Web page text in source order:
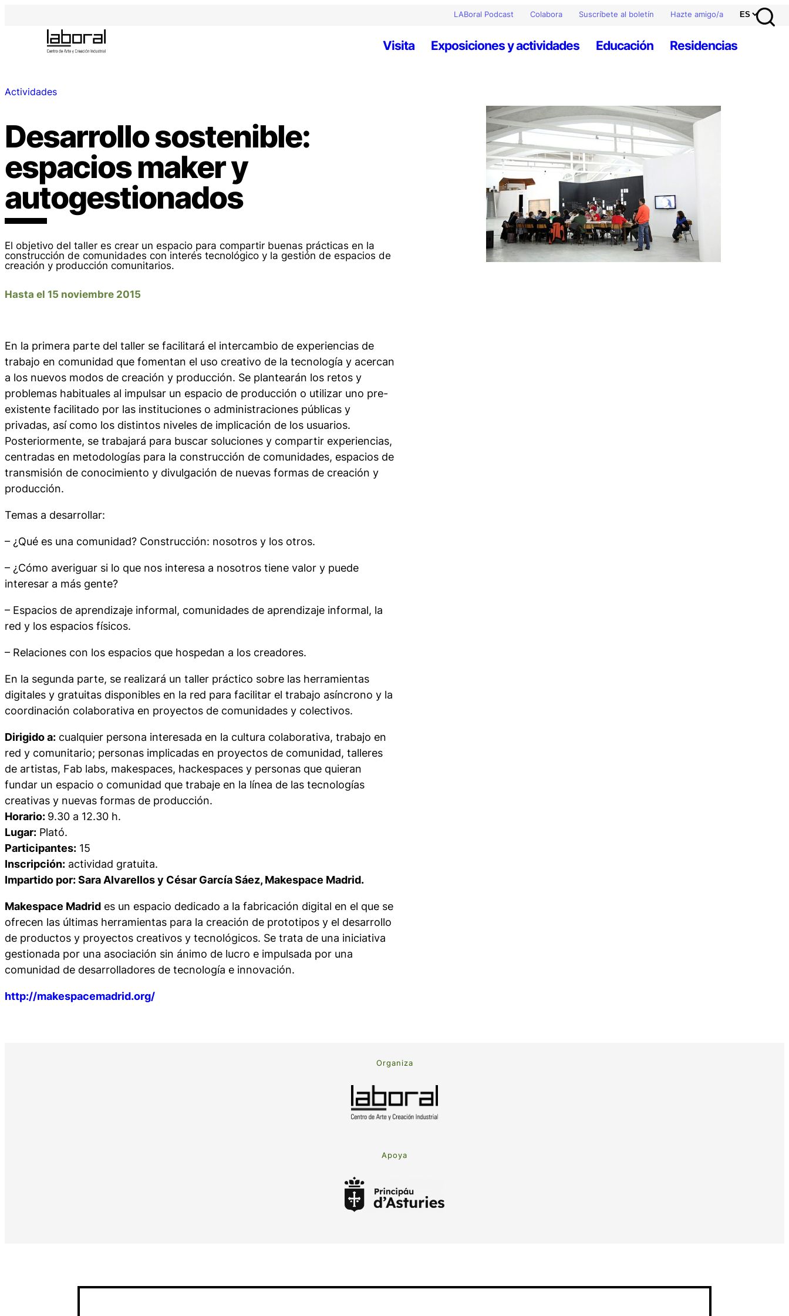
LABoral Podcast Colabora Suscríbete al boletín Hazte amigo/a
Visita Exposiciones y actividades Educación Residencias
Actividades
Desarrollo sostenible:
espacios maker y
autogestionados
El objetivo del taller es crear un espacio para compartir buenas prácticas en la
construcción de comunidades con interés tecnológico y la gestión de espacios de
creación y producción comunitarios.
Hasta el 15 noviembre 2015
En la primera parte del taller se facilitará el intercambio de experiencias de
trabajo en comunidad que fomentan el uso creativo de la tecnología y acercan
a los nuevos modos de creación y producción. Se plantearán los retos y
problemas habituales al impulsar un espacio de producción o utilizar uno pre-
existente facilitado por las instituciones o administraciones públicas y
privadas, así como los distintos niveles de implicación de los usuarios.
Posteriormente, se trabajará para buscar soluciones y compartir experiencias,
centradas en metodologías para la construcción de comunidades, espacios de
transmisión de conocimiento y divulgación de nuevas formas de creación y
producción.
Temas a desarrollar:
– ¿Qué es una comunidad? Construcción: nosotros y los otros.
– ¿Cómo averiguar si lo que nos interesa a nosotros tiene valor y puede
interesar a más gente?
– Espacios de aprendizaje informal, comunidades de aprendizaje informal, la
red y los espacios físicos.
– Relaciones con los espacios que hospedan a los creadores.
En la segunda parte, se realizará un taller práctico sobre las herramientas
digitales y gratuitas disponibles en la red para facilitar el trabajo asíncrono y la
coordinación colaborativa en proyectos de comunidades y colectivos.
Dirigido a: cualquier persona interesada en la cultura colaborativa, trabajo en
red y comunitario; personas implicadas en proyectos de comunidad, talleres
de artistas, Fab labs, makespaces, hackespaces y personas que quieran
fundar un espacio o comunidad que trabaje en la línea de las tecnologías
creativas y nuevas formas de producción.
Horario: 9.30 a 12.30 h.
Lugar: Plató.
Participantes: 15
Inscripción: actividad gratuita.
Impartido por: Sara Alvarellos y César García Sáez, Makespace Madrid.
Makespace Madrid es un espacio dedicado a la fabricación digital en el que se
ofrecen las últimas herramientas para la creación de prototipos y el desarrollo
de productos y proyectos creativos y tecnológicos. Se trata de una iniciativa
gestionada por una asociación sin ánimo de lucro e impulsada por una
comunidad de desarrolladores de tecnología e innovación.
http://makespacemadrid.org/
Organiza
Apoya